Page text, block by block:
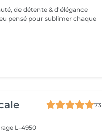
de détente & d'élégance
pensé pour sublimer chaque
73
L-4950